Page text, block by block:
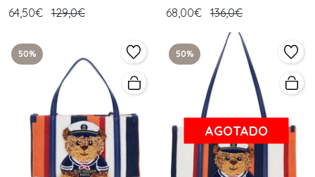
64,50€ 129,0€ 68,00€ 136,0€
50% 50%
AGOTADO